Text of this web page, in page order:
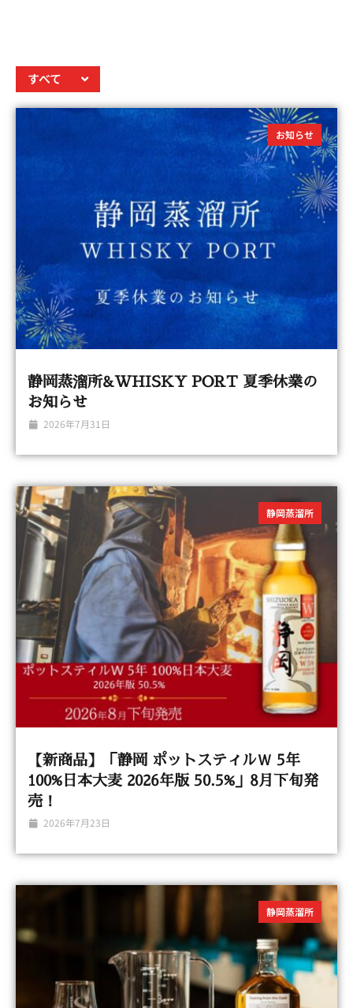
すべて
お知らせ
静岡蒸溜所&WHISKY PORT 夏季休業の
お知らせ
2026年7月31日
静岡蒸溜所
【新商品】「静岡 ポットスティルＷ 5年
100%日本大麦 2026年版 50.5%」8月下旬発
売！
2026年7月23日
静岡蒸溜所